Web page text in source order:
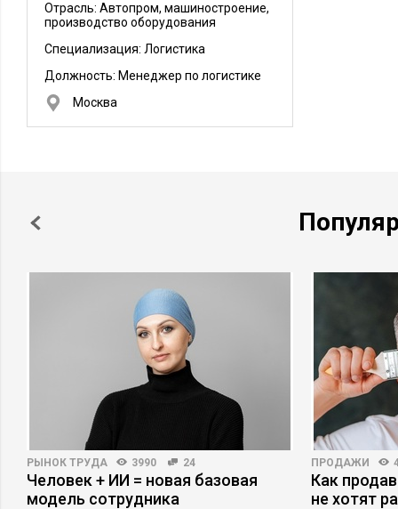
Отрасль: Автопром, машиностроение,
производство оборудования
Специализация: Логистика
Должность: Менеджер по логистике
Москва
РЫНОК ТРУДА 3990 24
Человек + ИИ = новая базовая
модель сотрудника
ПРОДАЖИ
Как
не хотят